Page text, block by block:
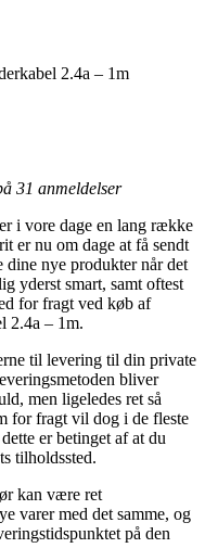
2.4a – 1m
31 anmeldelser
i vore dage en lang række
er nu om dage at få sendt
dine nye produkter når det
yderst smart, samt oftest
for fragt ved køb af
2.4a – 1m.
til levering til din private
bliver
men ligeledes ret så
for fragt vil dog i de fleste
er betinget af at du
tilholdssted.
kan være ret
varer med det samme, og
på den